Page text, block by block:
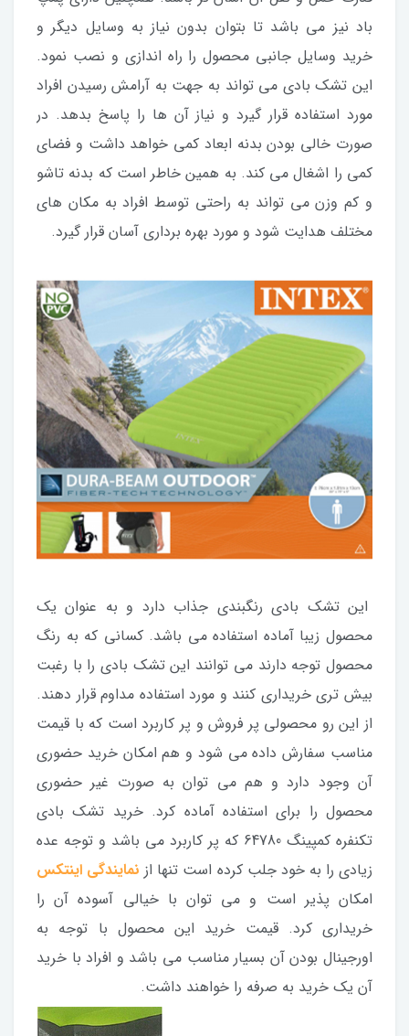
باد نیز می باشد تا بتوان بدون نیاز به وسایل دیگر و
خرید وسایل جانبی محصول را راه اندازی و نصب نمود.
این تشک بادی می تواند به جهت به آرامش رسیدن افراد
مورد استفاده قرار گیرد و نیاز آن ها را پاسخ بدهد. در
صورت خالی بودن بدنه ابعاد کمی خواهد داشت و فضای
کمی را اشغال می کند. به همین خاطر است که بدنه تاشو
و کم وزن می تواند به راحتی توسط افراد به مکان های
مختلف هدایت شود و مورد بهره برداری آسان قرار گیرد.
این تشک بادی رنگبندی جذاب دارد و به عنوان یک
محصول زیبا آماده استفاده می باشد. کسانی که به رنگ
محصول توجه دارند می توانند این تشک بادی را با رغبت
بیش تری خریداری کنند و مورد استفاده مداوم قرار دهند.
از این رو محصولی پر فروش و پر کاربرد است که با قیمت
مناسب سفارش داده می شود و هم امکان خرید حضوری
آن وجود دارد و هم می توان به صورت غیر حضوری
محصول را برای استفاده آماده کرد. خرید تشک بادی
تکنفره کمپینگ 64780 که پر کاربرد می باشد و توجه عده
زیادی را به خود جلب کرده است تنها از نمایندگی اینتکس
امکان پذیر است و می توان با خیالی آسوده آن را
خریداری کرد. قیمت خرید این محصول با توجه به
اورجینال بودن آن بسیار مناسب می باشد و افراد با خرید
آن یک خرید به صرفه را خواهند داشت.